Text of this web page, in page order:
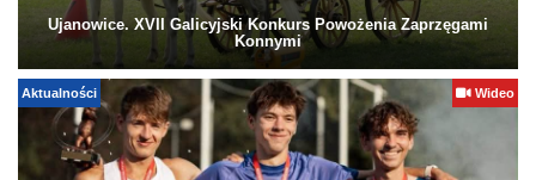
Ujanowice. XVII Galicyjski Konkurs Powożenia Zaprzęgami
Konnymi
Aktualności Wideo